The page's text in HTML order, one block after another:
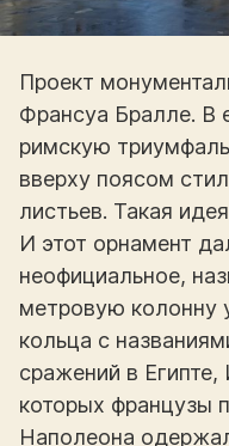
Проект
Франсуа Бралле. В
римскую
вверху поясом
листьев. Такая
И этот орнамент
неофициальное,
метровую колонну
кольца с
сражений в
которых французы
Наполеона